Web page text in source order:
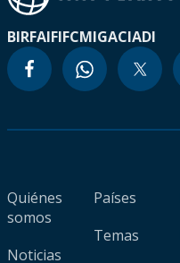
BIRFAIFIFCMIGACIADI
Quiénes
somos
Noticias
Países
Temas